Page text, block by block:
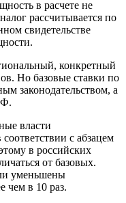
в расчете не
рассчитывается по
свидетельстве
конкретный
Но базовые ставки по
законодательством, а
власти
с абзацем
в российских
от базовых.
уменьшены
чем в 10 раз.